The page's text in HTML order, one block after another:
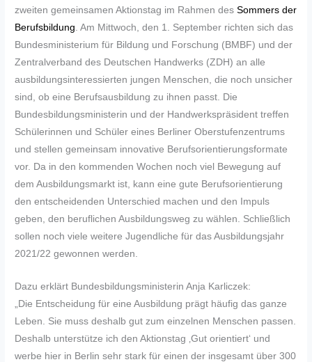
zweiten gemeinsamen Aktionstag im Rahmen desSommers der
Berufsbildung. Am Mittwoch, den 1. September richten sich das
Bundesministerium für Bildung und Forschung (BMBF) und der
Zentralverband des Deutschen Handwerks (ZDH) an alle
ausbildungsinteressierten jungen Menschen, die noch unsicher
sind, ob eine Berufsausbildung zu ihnen passt. Die
Bundesbildungsministerin und der Handwerkspräsident treffen
Schülerinnen und Schüler eines Berliner Oberstufenzentrums
und stellen gemeinsam innovative Berufsorientierungsformate
vor. Da in den kommenden Wochen noch viel Bewegung auf
dem Ausbildungsmarkt ist, kann eine gute Berufsorientierung
den entscheidenden Unterschied machen und den Impuls
geben, den beruflichen Ausbildungsweg zu wählen. Schließlich
sollen noch viele weitere Jugendliche für das Ausbildungsjahr
2021/22 gewonnen werden.
Dazu erklärt Bundesbildungsministerin Anja Karliczek:
„Die Entscheidung für eine Ausbildung prägt häufig das ganze
Leben. Sie muss deshalb gut zum einzelnen Menschen passen.
Deshalb unterstütze ich den Aktionstag ‚Gut orientiert‘ und
werbe hier in Berlin sehr stark für einen der insgesamt über 300